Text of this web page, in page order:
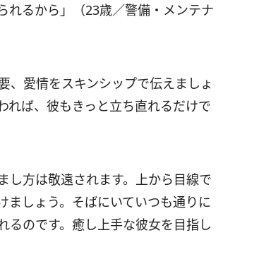
れるから」（23歳／警備・メンテナ
、愛情をスキンシップで伝えましょ
れば、彼もきっと立ち直れるだけで
し方は敬遠されます。上から目線で
ましょう。そばにいていつも通りに
るのです。癒し上手な彼女を目指し